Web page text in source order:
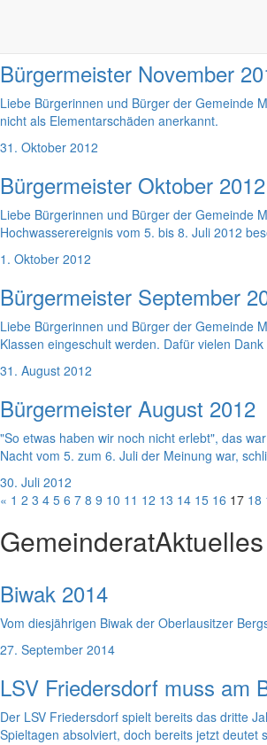
allen Seiten in die Nase. Und überall ist man
Bürgermeister November
Liebe Bürgerinnen und Bürger der Gemeinde
nicht als Elementarschäden anerkannt.
31. Oktober 2012
Bürgermeister Oktober 2012
Liebe Bürgerinnen und Bürger der Gemeinde
Hochwasserereignis vom 5. bis 8. Juli 2012
1. Oktober 2012
Bürgermeister September
Liebe Bürgerinnen und Bürger der Gemeinde
Klassen eingeschult werden. Dafür vielen
31. August 2012
Bürgermeister August 2012
"So etwas haben wir noch nicht erlebt", das
Nacht vom 5. zum 6. Juli der Meinung war,
30. Juli 2012
« 1 2 3 4 5 6 7 8 9 10 11 12 13 14 15 16 17 18
Gemeinderat
Biwak 2014
Vom diesjährigen Biwak der Oberlausitzer
27. September 2014
LSV Friedersdorf muss am
Der LSV Friedersdorf spielt bereits das dritte
Spieltagen absolviert, doch bereits jetzt deutet